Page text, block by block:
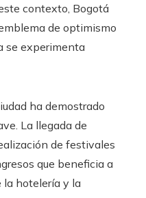
contexto, Bogotá
de optimismo
se experimenta
ha demostrado
La llegada de
de festivales
que beneficia a
la hotelería y la